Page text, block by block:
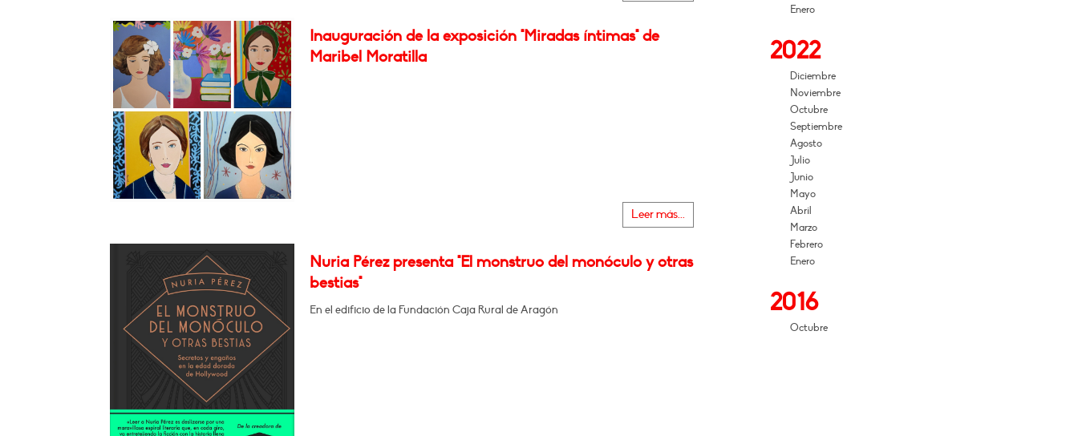
Inauguración de la exposición "Miradas íntimas" de
Maribel Moratilla
Leer más...
Nuria Pérez presenta "El monstruo del monóculo y otras
bestias"
En el edificio de la Fundación Caja Rural de Aragón
Enero
2022
Diciembre
Noviembre
Octubre
Septiembre
Agosto
Julio
Junio
Mayo
Abril
Marzo
Febrero
Enero
2016
Octubre